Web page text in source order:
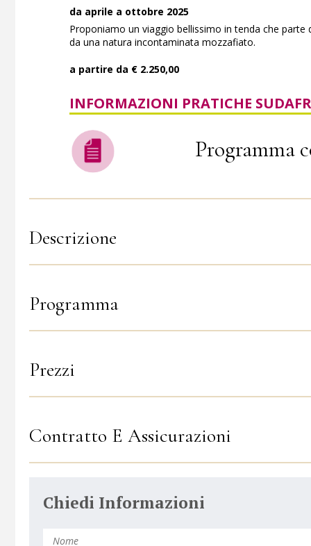
da aprile a ottobre 2025
Proponiamo un viaggio bellissimo in tenda che
da una natura incontaminata mozzafiato.
a partire da € 2.250,00
INFORMAZIONI PRATICHE
Programma
Descrizione
Programma
Prezzi
Contratto E Assicurazioni
Chiedi Informazioni